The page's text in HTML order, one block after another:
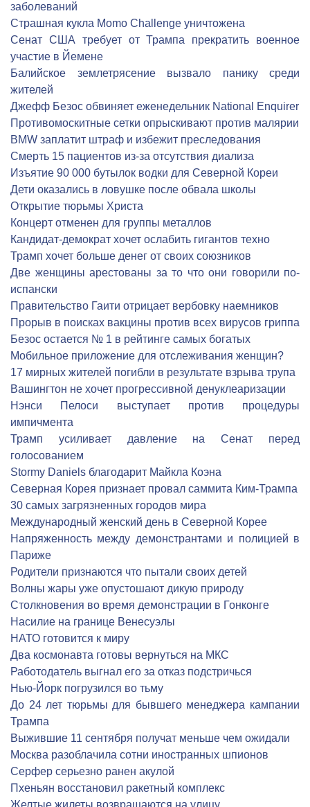
заболеваний
Страшная кукла Momo Challenge уничтожена
Сенат США требует от Трампа прекратить военное
участие в Йемене
Балийское землетрясение вызвало панику среди
жителей
Джефф Безос обвиняет еженедельник National Enquirer
Противомоскитные сетки опрыскивают против малярии
BMW заплатит штраф и избежит преследования
Cмерть 15 пациентов из-за отсутствия диализа
Изъятие 90 000 бутылок водки для Северной Кореи
Дети оказались в ловушке после обвала школы
Открытие тюрьмы Христа
Концерт отменен для группы металлов
Кандидат-демократ хочет ослабить гигантов техно
Трамп хочет больше денег от своих союзников
Две женщины арестованы за то что они говорили по-
испански
Правительство Гаити отрицает вербовку наемников
Прорыв в поисках вакцины против всех вирусов гриппа
Безос остается № 1 в рейтинге самых богатых
Мобильное приложение для отслеживания женщин?
17 мирных жителей погибли в результате взрыва трупа
Вашингтон не хочет прогрессивной денуклеаризации
Нэнси Пелоси выступает против процедуры
импичмента
Трамп усиливает давление на Сенат перед
голосованием
Stormy Daniels благодарит Майкла Коэна
Северная Корея признает провал саммита Ким-Трампа
30 самых загрязненных городов мира
Международный женский день в Северной Корее
Напряженность между демонстрантами и полицией в
Париже
Родители признаются что пытали своих детей
Волны жары уже опустошают дикую природу
Столкновения во время демонстрации в Гонконге
Насилие на границе Венесуэлы
НАТО готовится к миру
Два космонавта готовы вернуться на МКС
Работодатель выгнал его за отказ подстричься
Нью-Йорк погрузился во тьму
До 24 лет тюрьмы для бывшего менеджера кампании
Трампа
Выжившие 11 сентября получат меньше чем ожидали
Москва разоблачила сотни иностранных шпионов
Серфер серьезно ранен акулой
Пхеньян восстановил ракетный комплекс
Желтые жилеты возвращаются на улицу